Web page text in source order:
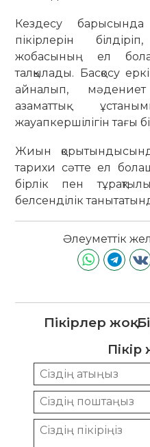
Кездесу
пікірлерін
жобасының ел
талқылады. Басқосу
айналып,
азаматтық
жауапкершілігін тағы
Жиын
тарихи сәтте ел
бірлік пен
белсенділік
Әлеуметтік
Пікірлер жоқ.
Пікір